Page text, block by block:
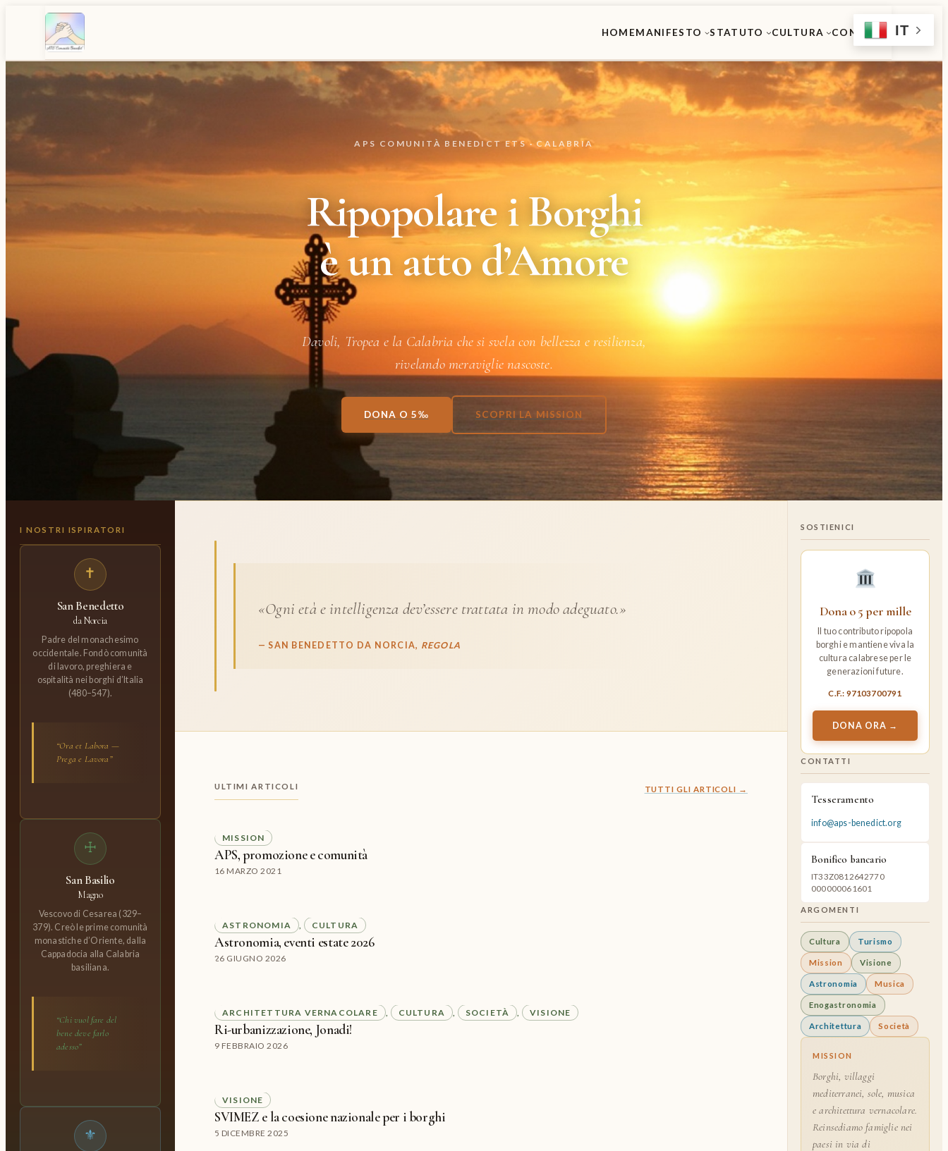
HOMEMANIFESTO STATUTO CULTURA CONTATTI
APS COMUNITÀ BENEDICT ETS · CALABRIA
Ripopolare i Borghi
è un atto d’Amore
Davoli, Tropea e la Calabria che si svela con bellezza e resilienza,
rivelando meraviglie nascoste.
DONA O 5‰ SCOPRI LA MISSION
I NOSTRI ISPIRATORI
✝
San Benedetto
da Norcia
Padre del monachesimo
occidentale. Fondò comunità
di lavoro, preghiera e
ospitalità nei borghi d’Italia
(480–547).
“Ora et Labora —
Prega e Lavora”
☩
San Basilio
Magno
Vescovo di Cesarea (329–
379). Creò le prime comunità
monastiche d’Oriente, dalla
Cappadocia alla Calabria
basiliana.
“Chi vuol fare del
bene deve farlo
adesso”
⚜
«Ogni età e intelligenza dev’essere trattata in modo adeguato.»
— SAN BENEDETTO DA NORCIA, REGOLA
ULTIMI ARTICOLI TUTTI GLI ARTICOLI →
MISSION
APS, promozione e comunità
16 MARZO 2021
ASTRONOMIA CULTURA
Astronomia, eventi estate 2026
26 GIUGNO 2026
ARCHITETTURA VERNACOLARE , CULTURA SOCIETÀ , VISIONE
Ri-urbanizzazione, Jonadi!
9 FEBBRAIO 2026
VISIONE
SVIMEZ e la coesione nazionale per i borghi
5 DICEMBRE 2025
SOSTIENICI
Dona o 5 per mille
Il tuo contributo ripopola
borghi e mantiene viva la
cultura calabrese per le
generazioni future.
C.F.: 97103700791
DONA ORA →
CONTATTI
Tesseramento
info@aps-benedict.org
Bonifico bancario
IT33Z0812642770
000000061601
ARGOMENTI
Cultura Turismo
Mission Visione
Astronomia Musica
Enogastronomia
Architettura Società
MISSION
Borghi, villaggi
mediterranei, sole, musica
e architettura vernacolare.
Reinsediamo famiglie nei
paesi in via di
IT